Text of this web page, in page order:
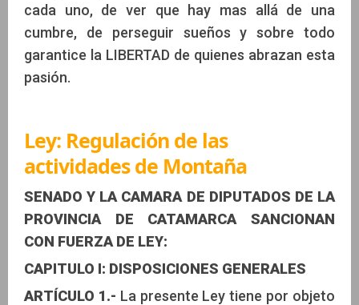
cada uno, de ver que hay mas allá de una
cumbre, de perseguir sueños y sobre todo
garantice la LIBERTAD de quienes abrazan esta
pasión.
Ley: Regulación de las
actividades de Montaña
SENADO Y LA CAMARA DE DIPUTADOS DE LA
PROVINCIA DE CATAMARCA SANCIONAN
CON FUERZA DE LEY:
CAPITULO I: DISPOSICIONES GENERALES
ARTÍCULO 1.- La presente Ley tiene por objeto